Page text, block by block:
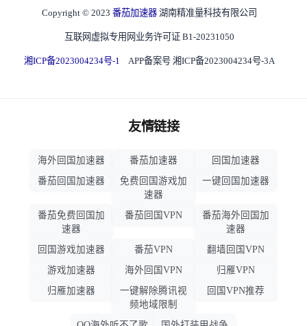
Copyright © 2023 番茄加速器 湖南精准量科技有限公司
互联网虚拟专用网业务许可证 B1-20231050
湘ICP备2023004234号-1 APP备案号 湘ICP备2023004234号-3A
友情链接
海外回国加速器 番茄加速器
回国加速器
番茄回国加速器
免费回国游戏加
速器
一键回国加速器
番茄免费回国加
速器
番茄回国VPN
番茄海外回国加
速器
回国游戏加速器
番茄VPN
翻墙回国VPN
游戏加速器
海外回国VPN
归雁VPN
归雁加速器
一键解除腾讯视
频地域限制
回国VPN推荐